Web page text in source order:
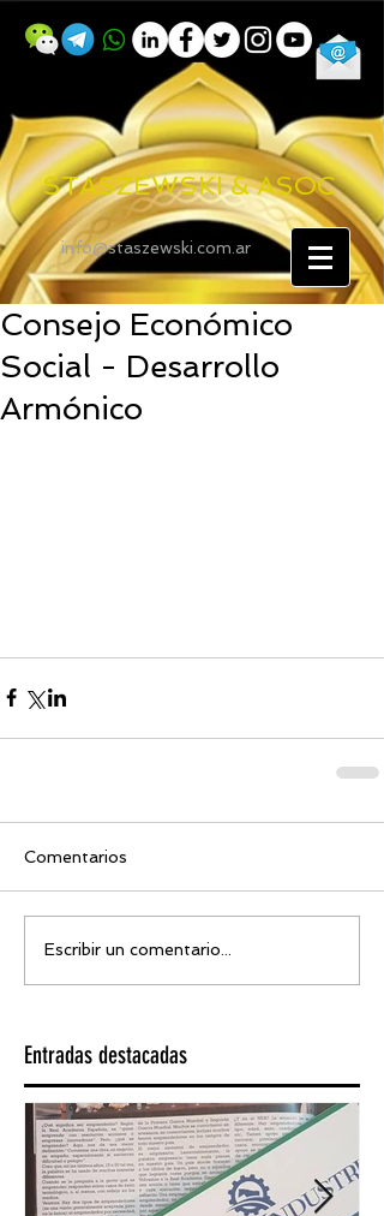
STASZEWSKI & ASOC
info@staszewski.com.ar
Consejo Económico
Social - Desarrollo
Armónico
Comentarios
Escribir un comentario...
Entradas destacadas